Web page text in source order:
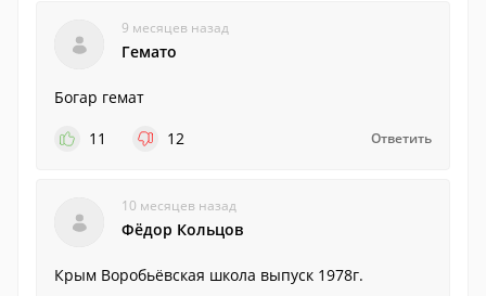
9 месяцев назад
Гемато
Богар гемат
11
12 Ответить
10 месяцев назад
Фёдор Кольцов
Крым Воробьёвская школа выпуск 1978г.